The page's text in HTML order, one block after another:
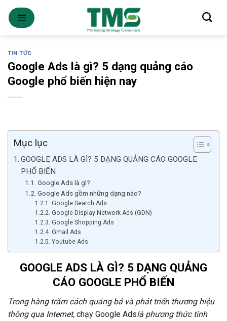
Skip
content
TIN TỨC
Google Ads là gì? 5 dạng quảng cáo
Google phổ biến hiện nay
Mục lục
GOOGLE ADS LÀ GÌ? 5 DẠNG QUẢNG CÁO GOOGLE
PHỔ BIẾN
Google Ads là gì?
Google Ads gồm những dạng nào?
Google Search Ads
Google Display Network Ads (GDN)
Google Shopping Ads
Gmail Ads
Youtube Ads
GOOGLE ADS LÀ GÌ? 5 DẠNG QUẢNG
CÁO GOOGLE PHỔ BIẾN
Trong hàng trăm cách quảng bá và phát triển thương hiệu
thông qua Internet, chạy Google Adslà phương thức tính